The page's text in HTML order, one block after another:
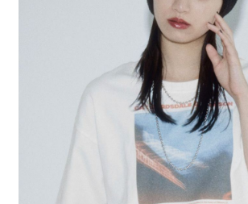
1.本服務係由「台灣大哥大股份有限公司」（以下簡
用戶於交易時，得透過本服務購買商品或服務，並由
買賣價金債權讓與本公司後，依約使用本公司帳單繳
2.基於同意付款使用「大哥付你分期」之契約關係目
資料（包含姓名、電話或地址）提供予台灣大哥大進
由本公司與您本人進行分期帳單所需資料之確認、核
3.完整用戶服務條款，請詳閱以下連結：https://
ATM／網路銀行／等多元方式進行付款，方視為交易
※ 請注意：結帳手續完成當下不需立刻繳費，但若您
購買商品的店家。未經商家同意取消之訂單仍視為有
※ 交易是否成功請以「AFTEE先享後付 」之結帳頁面
是否繳費成功／繳費後需取消欲退款等相關疑問，請
客戶支援中心」
https://netprotections.freshdesk.com/
１．透過由恩沛科技股份有限公司提供之「AFTEE先
易，需依本服務之必要範圍內提供個人資料，並將交
權轉讓予恩沛科技股份有限公司。
２．關於個人資料處理事宜，請瀏覽以下網址：
３．未成年的使用者請事先徵得法定代理人或監護人
每筆NT$80，滿NT$1,500(含以上)免運費
每筆NT$80，滿NT$1,500(含以上)免運費
每筆NT$80，滿NT$1,500(含以上)免運費